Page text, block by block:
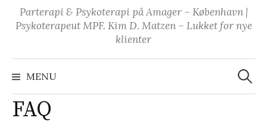
Skip
to
Parterapi & Psykoterapi på Amager – København |
Psykoterapeut MPF. Kim D. Matzen – Lukket for nye
klienter
MENU
Søg
efter:
FAQ